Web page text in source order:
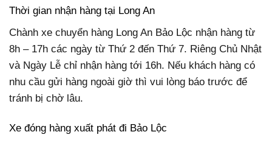
Thời gian nhận hàng tại Long An
Chành xe chuyển hàng Long An Bảo Lộc nhận hàng từ
8h – 17h các ngày từ Thứ 2 đến Thứ 7. Riêng Chủ Nhật
và Ngày Lễ chỉ nhận hàng tới 16h. Nếu khách hàng có
nhu cầu gửi hàng ngoài giờ thì vui lòng báo trước để
tránh bị chờ lâu.
Xe đóng hàng xuất phát đi Bảo Lộc